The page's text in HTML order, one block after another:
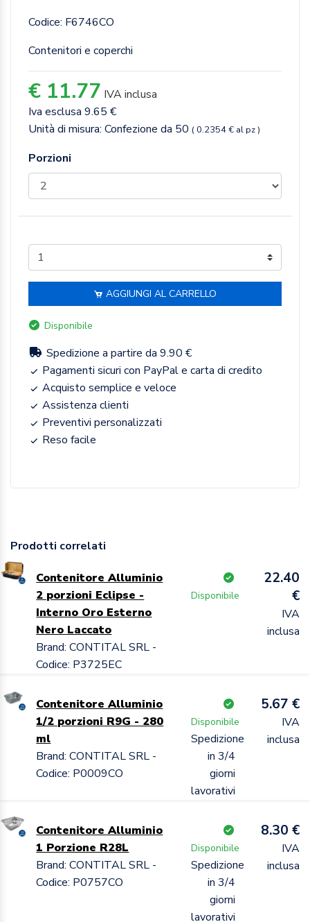
Codice: F6746CO
Contenitori e coperchi
€ 11.77 IVA inclusa
Iva esclusa 9.65 €
Unità di misura: Confezione da 50 ( 0.2354 € al pz )
Porzioni
AGGIUNGI AL CARRELLO
Disponibile
Spedizione a partire da 9.90 €
Pagamenti sicuri con PayPal e carta di credito
Acquisto semplice e veloce
Assistenza clienti
Preventivi personalizzati
Reso facile
Prodotti correlati
Contenitore Alluminio
2 porzioni Eclipse -
Interno Oro Esterno
Nero Laccato
Brand: CONTITAL SRL -
Codice: P3725EC
Disponibile
22.40
€
IVA
inclusa
Contenitore Alluminio
1/2 porzioni R9G - 280
ml
Brand: CONTITAL SRL -
Codice: P0009CO
Disponibile
Spedizione
in 3/4
giorni
lavorativi
5.67 €
IVA
inclusa
Contenitore Alluminio
1 Porzione R28L
Brand: CONTITAL SRL -
Codice: P0757CO
Disponibile
Spedizione
in 3/4
giorni
lavorativi
8.30 €
IVA
inclusa